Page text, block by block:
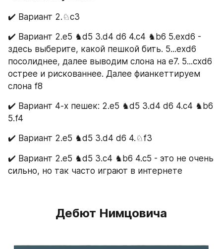
✔️ Вариант 2.♘с3
✔️ Вариант 2.е5 ♞d5 3.d4 d6 4.c4 ♞b6 5.exd6 -
здесь выберите, какой пешкой бить. 5...exd6
посолиднее, далее выводим слона на е7. 5...cxd6
острее и рискованнее. Далее фианкеттируем
слона f8
✔️ Вариант 4-х пешек: 2.е5 ♞d5 3.d4 d6 4.c4 ♞b6
5.f4
✔️ Вариант 2.е5 ♞d5 3.d4 d6 4.♘f3
✔️ Вариант 2.е5 ♞d5 3.с4 ♞b6 4.c5 - это не очень
сильно, но так часто играют в интернете
Дебют Нимцовича